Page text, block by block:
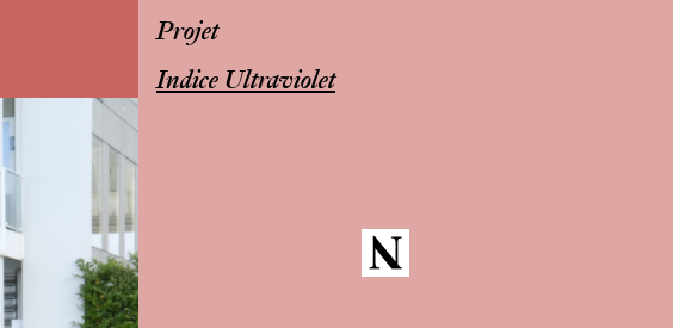
Projet
Indice Ultraviolet